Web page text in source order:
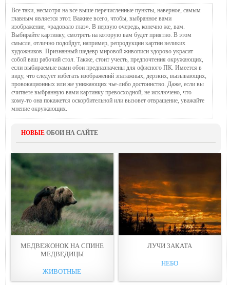
Все таки, несмотря на все выше перечисленные пункты, наверное, самым
главным является этот. Важнее всего, чтобы, выбранное вами
изображение, «радовало глаз». В первую очередь, конечно же, вам.
Выбирайте картинку, смотреть на которую вам будет приятно. В этом
смысле, отлично подойдут, например, репродукции картин великих
художников. Признанный шедевр мировой живописи здорово украсит
собой ваш рабочий стол. Также, стоит учесть, предпочтения окружающих,
если выбираемые вами обои предназначены для офисного ПК. Имеется в
виду, что следует избегать изображений эпатажных, дерзких, вызывающих,
провокационных или же унижающих чье-либо достоинство. Даже, если вы
считаете выбранную вами картинку превосходной, не исключено, что
кому-то она покажется оскорбительной или вызовет отвращение, уважайте
мнение окружающих.
НОВЫЕ ОБОИ НА САЙТЕ
МЕДВЕЖОНОК НА СПИНЕ
МЕДВЕДИЦЫ
ЖИВОТНЫЕ
ЛУЧИ ЗАКАТА
НЕБО